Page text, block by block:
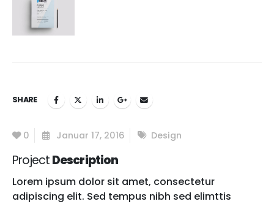
SHARE
0 Januar 17, 2016 Design
ProjectDescription
Lorem ipsum dolor sit amet, consectetur
adipiscing elit. Sed tempus nibh sed elimttis